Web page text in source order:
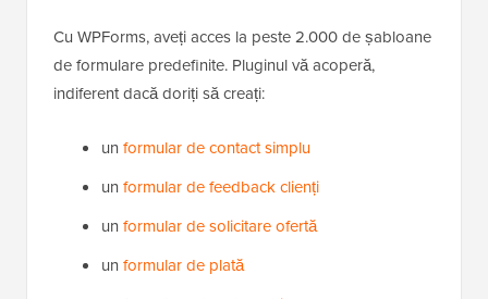
Cu WPForms, aveți acces la peste 2.000 de șabloane
de formulare predefinite. Pluginul vă acoperă,
indiferent dacă doriți să creați:
un formular de contact simplu
un formular de feedback clienți
un formular de solicitare ofertă
un formular de plată